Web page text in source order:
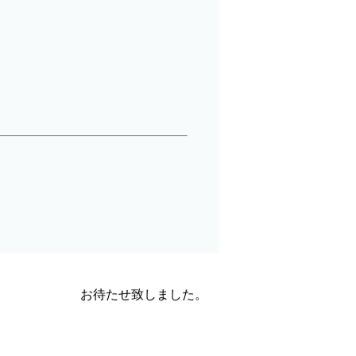
お待たせ致しました。